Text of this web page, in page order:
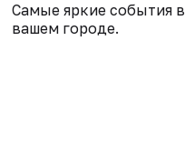
Самые яркие события в
вашем городе.